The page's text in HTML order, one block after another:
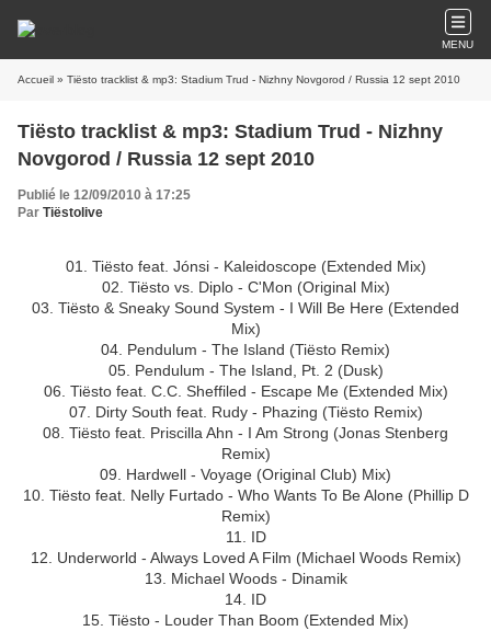
MENU
Accueil » Tiësto tracklist & mp3: Stadium Trud - Nizhny Novgorod / Russia 12 sept 2010
Tiësto tracklist & mp3: Stadium Trud - Nizhny
Novgorod / Russia 12 sept 2010
Publié le 12/09/2010 à 17:25
Par Tiëstolive
01. Tiësto feat. Jónsi - Kaleidoscope (Extended Mix)
02. Tiësto vs. Diplo - C'Mon (Original Mix)
03. Tiësto & Sneaky Sound System - I Will Be Here (Extended
Mix)
04. Pendulum - The Island (Tiësto Remix)
05. Pendulum - The Island, Pt. 2 (Dusk)
06. Tiësto feat. C.C. Sheffiled - Escape Me (Extended Mix)
07. Dirty South feat. Rudy - Phazing (Tiësto Remix)
08. Tiësto feat. Priscilla Ahn - I Am Strong (Jonas Stenberg
Remix)
09. Hardwell - Voyage (Original Club) Mix)
10. Tiësto feat. Nelly Furtado - Who Wants To Be Alone (Phillip D
Remix)
11. ID
12. Underworld - Always Loved A Film (Michael Woods Remix)
13. Michael Woods - Dinamik
14. ID
15. Tiësto - Louder Than Boom (Extended Mix)